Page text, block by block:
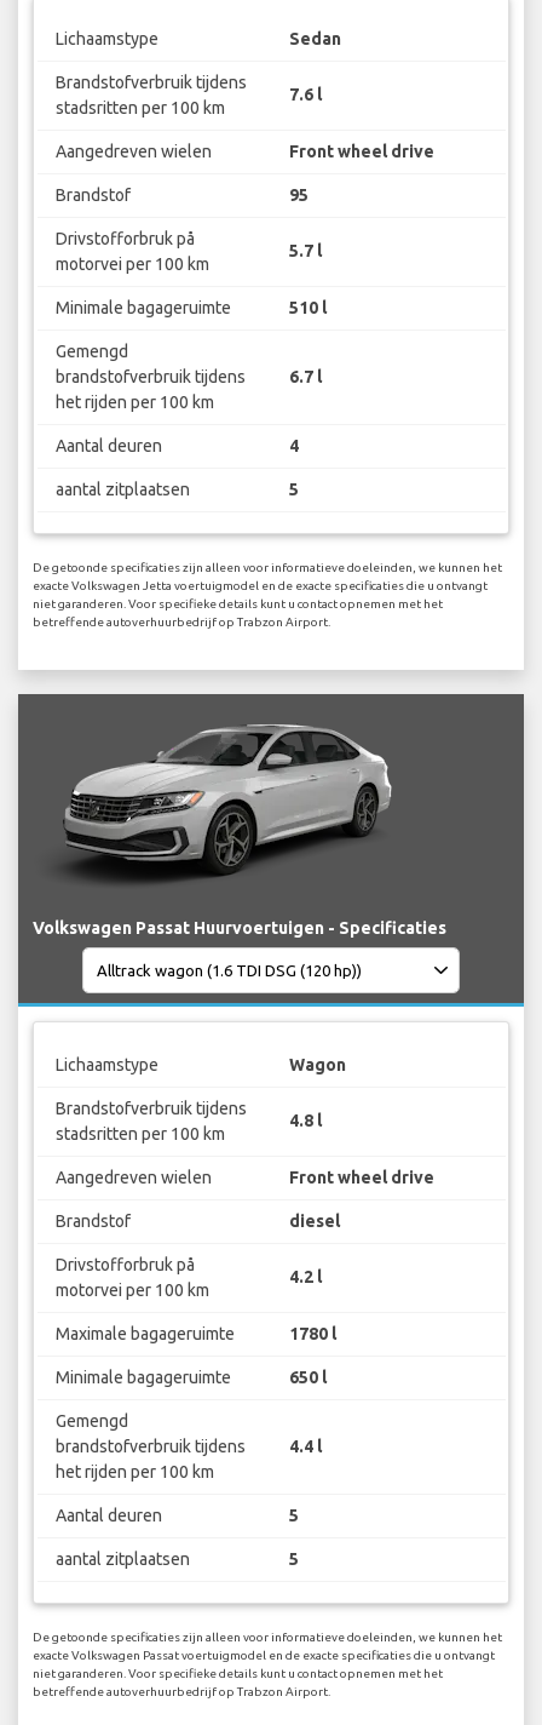
Lichaamstype Sedan
Brandstofverbruik tijdens
stadsritten per 100 km
7.6 l
Aangedreven wielen Front wheel drive
Brandstof 95
Drivstofforbruk på
motorvei per 100 km
5.7 l
Minimale bagageruimte 510 l
Gemengd
brandstofverbruik tijdens
het rijden per 100 km
6.7 l
Aantal deuren 4
aantal zitplaatsen 5
De getoonde specificaties zijn alleen voor informatieve doeleinden, we kunnen het
exacte Volkswagen Jetta voertuigmodel en de exacte specificaties die u ontvangt
niet garanderen. Voor specifieke details kunt u contact opnemen met het
betreffende autoverhuurbedrijf op Trabzon Airport.
Volkswagen Passat Huurvoertuigen - Specificaties
Lichaamstype Wagon
Brandstofverbruik tijdens
stadsritten per 100 km
4.8 l
Aangedreven wielen Front wheel drive
Brandstof diesel
Drivstofforbruk på
motorvei per 100 km
4.2 l
Maximale bagageruimte 1780 l
Minimale bagageruimte 650 l
Gemengd
brandstofverbruik tijdens
het rijden per 100 km
4.4 l
Aantal deuren 5
aantal zitplaatsen 5
De getoonde specificaties zijn alleen voor informatieve doeleinden, we kunnen het
exacte Volkswagen Passat voertuigmodel en de exacte specificaties die u ontvangt
niet garanderen. Voor specifieke details kunt u contact opnemen met het
betreffende autoverhuurbedrijf op Trabzon Airport.